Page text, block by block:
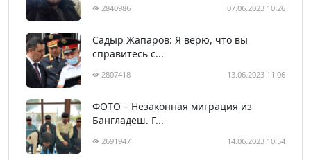
2840986 07.06.2023 10:26
Садыр Жапаров: Я верю, что вы
справитесь с...
2807418 13.06.2023 11:06
ФОТО – Незаконная миграция из
Бангладеш. Г...
2691947 14.06.2023 10:54